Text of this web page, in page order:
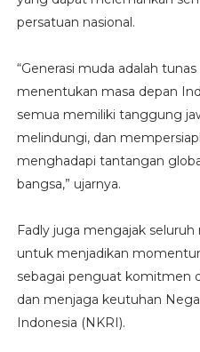
persatuan nasional.
“Generasi muda adalah
menentukan masa depan
semua memiliki tanggung
melindungi, dan
menghadapi tantangan
bangsa,” ujarnya.
Fadly juga mengajak
untuk menjadikan
sebagai penguat komitmen
dan menjaga keutuhan
Indonesia (NKRI).